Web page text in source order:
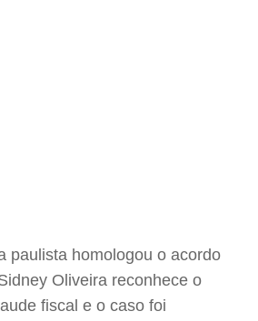
paulista homologou o acordo
Oliveira reconhece o
fiscal e o caso foi